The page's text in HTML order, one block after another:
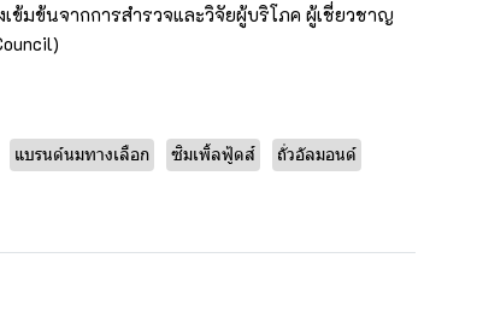
ข้มข้นจากการสำรวจและวิจัยผู้บริโภค ผู้เชี่ยวชาญ
แบรนด์นมทางเลือก ซิมเพิ้ลฟู้ดส์
ถั่วอัลมอนด์